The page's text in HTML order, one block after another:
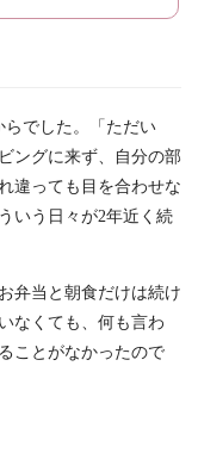
らでした。「ただい
ングに来ず、自分の部
違っても目を合わせな
いう日々が2年近く続
弁当と朝食だけは続け
なくても、何も言わ
ことがなかったので